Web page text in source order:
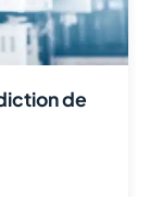
de